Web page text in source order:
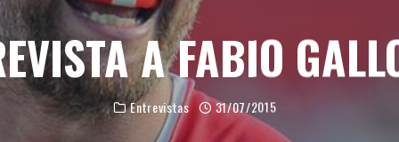
A FABIO
Entrevistas 31/07/2015